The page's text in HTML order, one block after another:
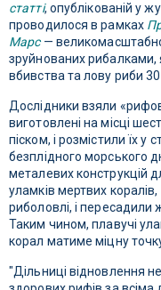
статті, опублікованій у
проводилося в рамках
Марс—
зруйнованих рибалками,
вбивства та лову риби
Дослідники взяли
виготовлені на місці
піском, і розмістили їх у
безплідного морського
металевих конструкцій
уламків мертвих
риболовлі, і пересадили
Таким чином, плавучі
корал матиме міцну
"Дільниці відновлення